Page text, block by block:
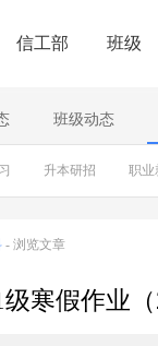
信工部 班级
班级动态
升本研招 职业
- 浏览文章
级寒假作业